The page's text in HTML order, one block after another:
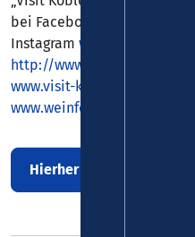
bei Facebook:
Instagram
http://www.instagram.com/
www.visit-koblenz.de
www.weinfestival-koblenz.de
Hierher mit Bus/Bahn